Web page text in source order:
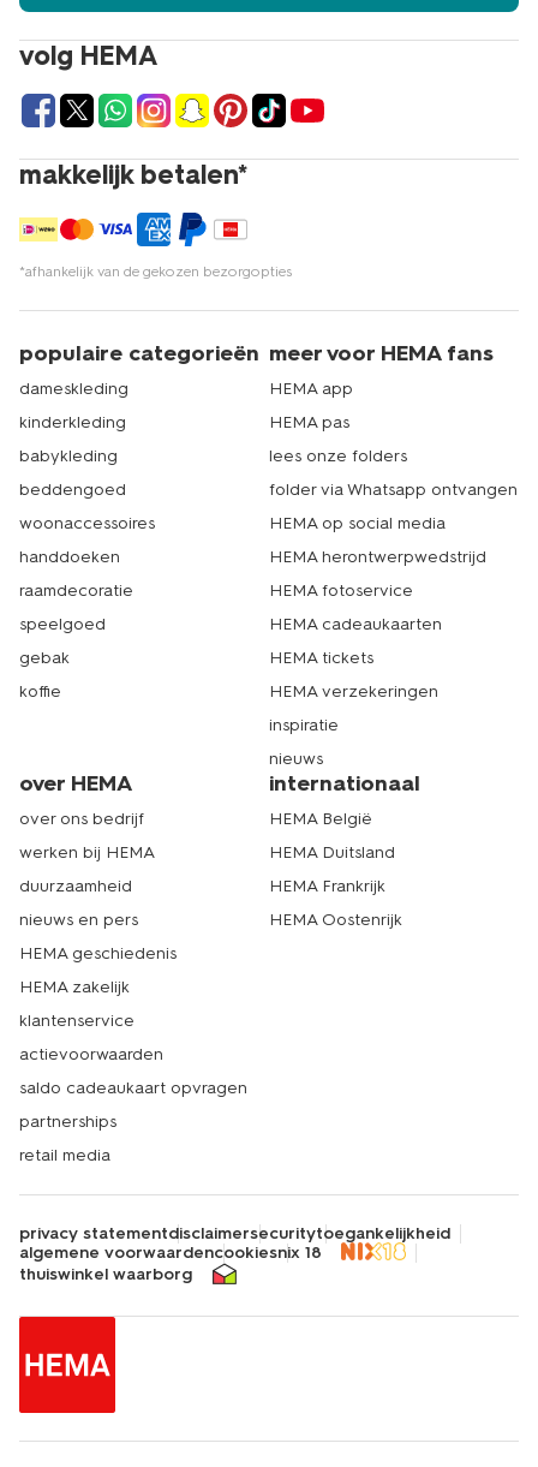
volg HEMA
makkelijk betalen*
*afhankelijk van de gekozen bezorgopties
populaire categorieën
dameskleding
kinderkleding
babykleding
beddengoed
woonaccessoires
handdoeken
raamdecoratie
speelgoed
gebak
koffie
meer voor HEMA fans
HEMA app
HEMA pas
lees onze folders
folder via Whatsapp ontvangen
HEMA op social media
HEMA herontwerpwedstrijd
HEMA fotoservice
HEMA cadeaukaarten
HEMA tickets
HEMA verzekeringen
inspiratie
nieuws
over HEMA
over ons bedrijf
werken bij HEMA
duurzaamheid
nieuws en pers
HEMA geschiedenis
HEMA zakelijk
klantenservice
actievoorwaarden
saldo cadeaukaart opvragen
partnerships
retail media
internationaal
HEMA België
HEMA Duitsland
HEMA Frankrijk
HEMA Oostenrijk
privacy statementdisclaimersecuritytoegankelijkheid
algemene voorwaardencookiesnix 18
thuiswinkel waarborg